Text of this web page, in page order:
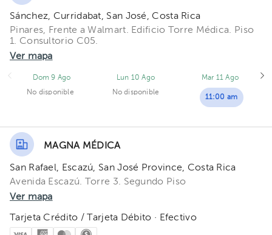
Sánchez, Curridabat, San José, Costa Rica
Pinares, Frente a Walmart. Edificio Torre Médica. Piso
1. Consultorio C05.
Ver mapa
Dom 9 Ago
No disponible
Lun 10 Ago
No disponible
Mar 11 Ago
11:00 am
MAGNA MÉDICA
San Rafael, Escazú, San José Province, Costa Rica
Avenida Escazú. Torre 3. Segundo Piso
Ver mapa
Tarjeta Crédito / Tarjeta Débito · Efectivo